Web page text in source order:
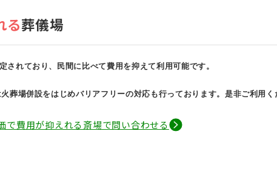
る葬儀場
されており、民間に比べて費用を抑えて利用可能です。
葬場併設をはじめバリアフリーの対応も行っております。是非ご利用
で費用が抑えれる斎場で問い合わせる